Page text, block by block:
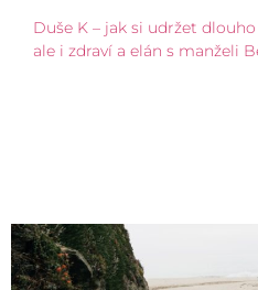
Duše K – jak si udržet
ale i zdraví a elán s manželi